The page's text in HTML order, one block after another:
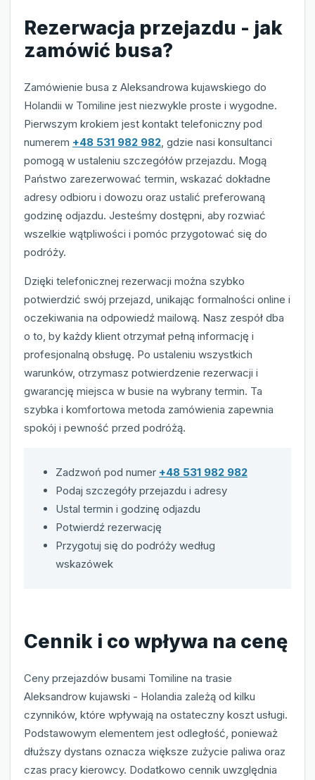
Rezerwacja przejazdu - jak
zamówić busa?
Zamówienie busa z Aleksandrowa kujawskiego do
Holandii w Tomiline jest niezwykle proste i wygodne.
Pierwszym krokiem jest kontakt telefoniczny pod
numerem +48 531 982 982 , gdzie nasi konsultanci
pomogą w ustaleniu szczegółów przejazdu. Mogą
Państwo zarezerwować termin, wskazać dokładne
adresy odbioru i dowozu oraz ustalić preferowaną
godzinę odjazdu. Jesteśmy dostępni, aby rozwiać
wszelkie wątpliwości i pomóc przygotować się do
podróży.
Dzięki telefonicznej rezerwacji można szybko
potwierdzić swój przejazd, unikając formalności online i
oczekiwania na odpowiedź mailową. Nasz zespół dba
o to, by każdy klient otrzymał pełną informację i
profesjonalną obsługę. Po ustaleniu wszystkich
warunków, otrzymasz potwierdzenie rezerwacji i
gwarancję miejsca w busie na wybrany termin. Ta
szybka i komfortowa metoda zamówienia zapewnia
spokój i pewność przed podróżą.
Zadzwoń pod numer +48 531 982 982
Podaj szczegóły przejazdu i adresy
Ustal termin i godzinę odjazdu
Potwierdź rezerwację
Przygotuj się do podróży według
wskazówek
Cennik i co wpływa na cenę
Ceny przejazdów busami Tomiline na trasie
Aleksandrow kujawski - Holandia zależą od kilku
czynników, które wpływają na ostateczny koszt usługi.
Podstawowym elementem jest odległość, ponieważ
dłuższy dystans oznacza większe zużycie paliwa oraz
czas pracy kierowcy. Dodatkowo cennik uwzględnia